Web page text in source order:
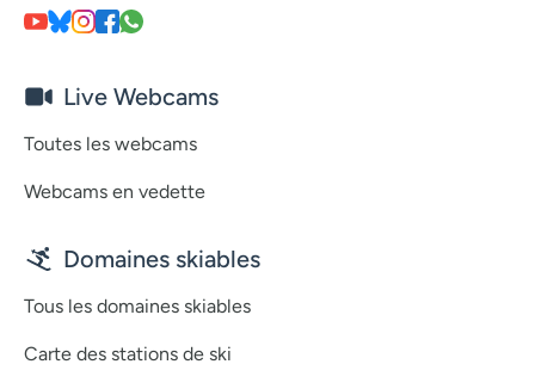
Live Webcams
Toutes les webcams
Webcams en vedette
Domaines skiables
Tous les domaines skiables
Carte des stations de ski